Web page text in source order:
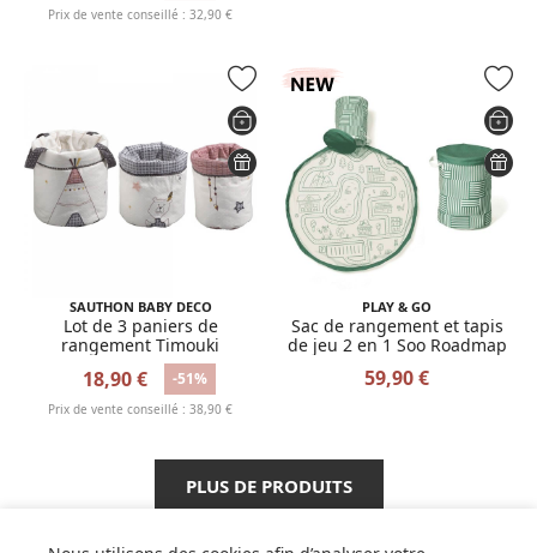
Prix de vente conseillé : 32,90 €
SAUTHON BABY DECO
Lot de 3 paniers de
rangement Timouki
18,90 € -51%
Prix de vente conseillé : 38,90 €
PLAY & GO
Sac de rangement et tapis
de jeu 2 en 1 Soo Roadmap
59,90 €
PLUS DE PRODUITS